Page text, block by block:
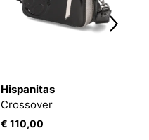
Hispanitas
Crossover
€ 110,00